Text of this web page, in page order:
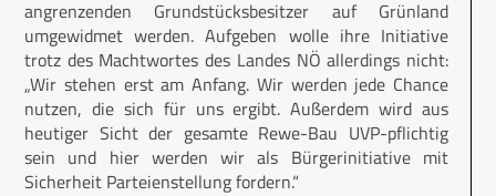
angrenzenden Grundstücksbesitzer auf Grünland
umgewidmet werden. Aufgeben wolle ihre Initiative
trotz des Machtwortes des Landes NÖ allerdings nicht:
„Wir stehen erst am Anfang. Wir werden jede Chance
nutzen, die sich für uns ergibt. Außerdem wird aus
heutiger Sicht der gesamte Rewe-Bau UVP-pflichtig
sein und hier werden wir als Bürgerinitiative mit
Sicherheit Parteienstellung fordern.“